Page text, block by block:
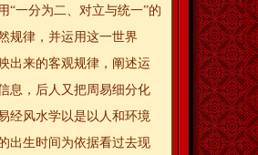
“一分为二、对立与统一”的
规律，并运用这一世界
出来的客观规律，阐述运
息，后人又把周易细分化
经风水学以是以人和环境
出生时间为依据看过去现